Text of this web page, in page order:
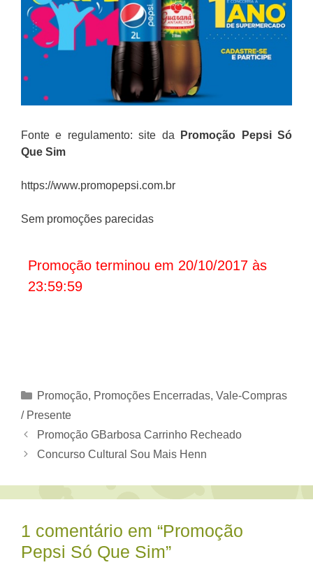
Fonte e regulamento: site da Promoção
Pepsi Só
Que Sim
https://www.promopepsi.com.br
Sem promoções parecidas
Promoção terminou em 20/10/2017 às
23:59:59
Categorias
Promoção, Promoções Encerradas, Vale-Compras
/ Presente
Promoção GBarbosa Carrinho Recheado
Concurso Cultural Sou Mais Henn
1 comentário em “Promoção
Pepsi Só Que Sim”